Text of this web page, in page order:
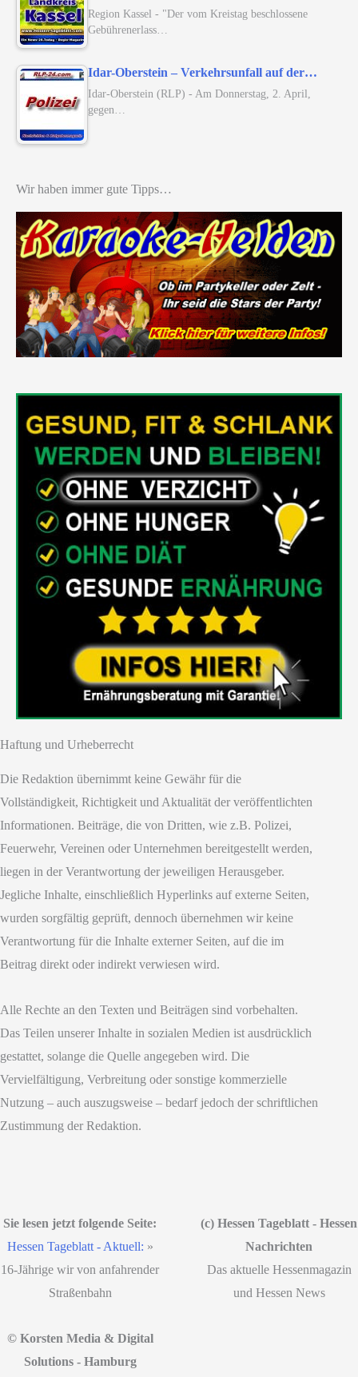
Region Kassel - "Der vom Kreistag beschlossene
Gebührenerlass…
Idar-Oberstein – Verkehrsunfall auf der…
Idar-Oberstein (RLP) - Am Donnerstag, 2. April,
gegen…
Wir haben immer gute Tipps…
Haftung und Urheberrecht
Die Redaktion übernimmt keine Gewähr für die
Vollständigkeit, Richtigkeit und Aktualität der veröffentlichten
Informationen. Beiträge, die von Dritten, wie z.B. Polizei,
Feuerwehr, Vereinen oder Unternehmen bereitgestellt werden,
liegen in der Verantwortung der jeweiligen Herausgeber.
Jegliche Inhalte, einschließlich Hyperlinks auf externe Seiten,
wurden sorgfältig geprüft, dennoch übernehmen wir keine
Verantwortung für die Inhalte externer Seiten, auf die im
Beitrag direkt oder indirekt verwiesen wird.
Alle Rechte an den Texten und Beiträgen sind vorbehalten.
Das Teilen unserer Inhalte in sozialen Medien ist ausdrücklich
gestattet, solange die Quelle angegeben wird. Die
Vervielfältigung, Verbreitung oder sonstige kommerzielle
Nutzung – auch auszugsweise – bedarf jedoch der schriftlichen
Zustimmung der Redaktion.
Sie lesen jetzt folgende Seite:
Hessen Tageblatt - Aktuell: »
16-Jährige wir von anfahrender
Straßenbahn
(c) Hessen Tageblatt - Hessen
Nachrichten
Das aktuelle Hessenmagazin
und Hessen News
© Korsten Media & Digital
Solutions - Hamburg